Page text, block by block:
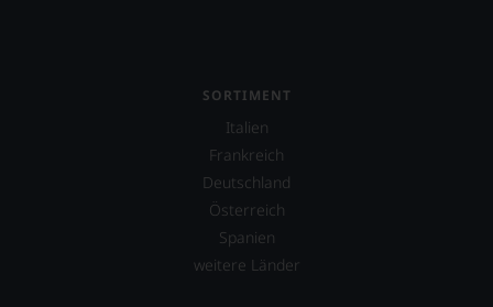
SORTIMENT
Italien
Frankreich
Deutschland
Österreich
Spanien
weitere Länder